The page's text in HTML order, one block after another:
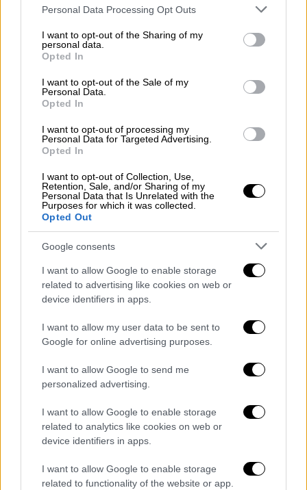
Please note that this website/app uses one or more Google
not limited to your visit or usage behaviour. You may click to
grant or deny consent to Google and its third-party tags to
use your data for below specified purposes in below Google
consent section.
Personal Data Processing Opt Outs
I want to opt-out of the Sharing of my
personal data.
Opted In
I want to opt-out of the Sale of my
Personal Data.
Opted In
I want to opt-out of processing my
Personal Data for Targeted Advertising.
Opted In
I want to opt-out of Collection, Use,
Retention, Sale, and/or Sharing of my
Personal Data that Is Unrelated with the
Purposes for which it was collected.
Opted Out
Google consents
I want to allow Google to enable storage
related to advertising like cookies on web or
device identifiers in apps.
I want to allow my user data to be sent to
Google for online advertising purposes.
I want to allow Google to send me
personalized advertising.
I want to allow Google to enable storage
related to analytics like cookies on web or
device identifiers in apps.
I want to allow Google to enable storage
related to functionality of the website or app.
της ΔΕΗ που έχουν διζωνικούς μετρητές,
κατά τις ώρες χαμηλότερης χρέωσης
ισχύουν τιμές κατά 20% χαμηλότερες τιμές.
Υπενθυμίζεται ότι το τιμολόγιο του
Απριλίου ήταν 0,11674 ευρώ ανά
με το Μάρτιο που είχε διαμορφωθεί στα
0,15479 ευρώ. Συνολικά τα τιμολόγια του
Μαΐου παραμένουν χαμηλότερα
το πρώτο τρίμηνο του έτους, περίοδο κατά
την οποία διαμορφώνονταν πάνω από 15
σεντς ανά κιλοβατώρα.
μπλετιμολόγιά της, στα οποία έχουν
ενταχθεί περισσότεροι από 700.000
πελάτες, η ΔΕΗ παρουσίασε το νέο ΔΕΗ
myHome EnterTwo, που είναι το
σταθερό διζωνικό μπλε οικιακό τιμολόγιο
με σταθερή χρέωση για 2 χρόνια.
Συγκεκριμένα, οι οικιακοί πελάτες του ΔΕΗ
myHome EnterTwo θα έχουν σταθερή
χρέωση 0,095Euro/kWh για τις ώρες
μειωμένης χρέωσης και 0,145Euro/kWh για
τις ώρες κανονικής χρέωσης για 24 μήνες.
Επίσης, στο πλαίσιο προωθητικής ενέργειας
του ΔΕΗ myHome EnterTwo, η ΔΕΗ
προσφέρει συνολικά100 ευρώ επιστροφή